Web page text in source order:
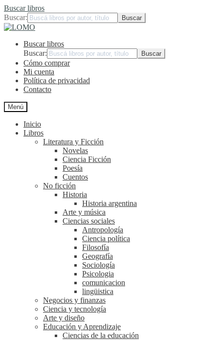
Buscar libros
Buscar:
Ir
navegación
Ir
contenidoBuscar libros
Buscar:
Cómo comprar
Mi cuenta
Política de privacidad
Contacto
Menú
Inicio
Libros
Literatura y Ficción
Novelas
Ciencia Ficción
Poesía
Cuentos
No ficción
Historia
Historia argentina
Arte y música
Ciencias sociales
Antropología
Ciencia política
Filosofía
Geografía
Sociología
Psicologia
comunicacion
lingüistica
Negocios y finanzas
Ciencia y tecnología
Arte y diseño
Educación y Aprendizaje
Ciencias de la educación